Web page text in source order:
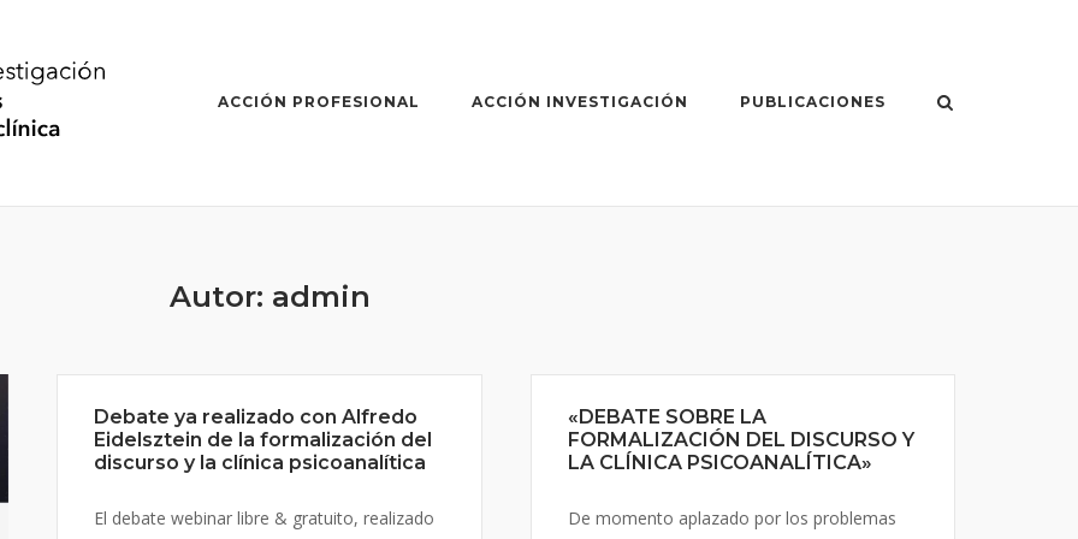
ACCIÓN PROFESIONAL ACCIÓN INVESTIGACIÓN PUBLICACIONES
Autor: admin
Debate ya realizado con Alfredo
Eidelsztein de la formalización del
discurso y la clínica psicoanalítica
El debate webinar libre & gratuito, realizado
«DEBATE SOBRE LA
FORMALIZACIÓN DEL DISCURSO Y
LA CLÍNICA PSICOANALÍTICA»
De momento aplazado por los problemas